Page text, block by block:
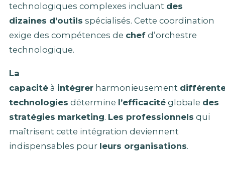
technologiques complexes incluant des
dizaines d’outils spécialisés. Cette coordination
exige des compétences de chef d’orchestre
technologique.
La
capacité à intégrer harmonieusement
technologies détermine l’efficacité globale des
stratégies marketing. Les professionnels qui
maîtrisent cette intégration deviennent
indispensables pour leurs organisations.